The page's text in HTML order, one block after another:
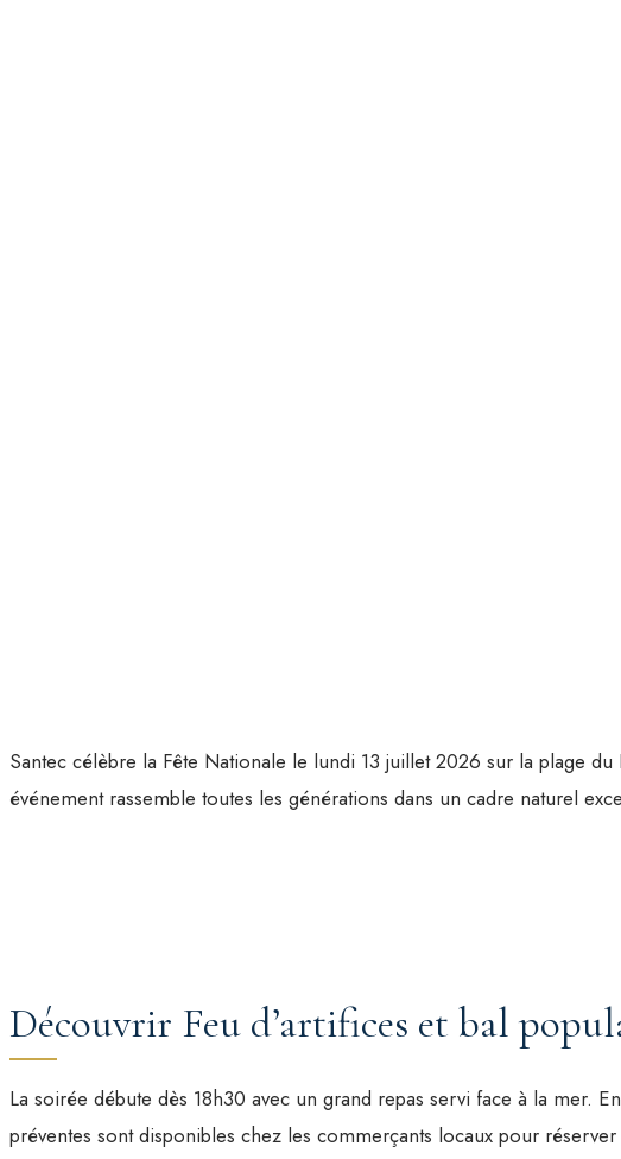
Santec célèbre la Fête Nationale le lundi 13 juillet 2026 sur la plage
événement rassemble toutes les générations dans un cadre naturel
Découvrir Feu d’artifices et bal
La soirée débute dès 18h30 avec un grand repas servi face à la mer.
préventes sont disponibles chez les commerçants locaux pour